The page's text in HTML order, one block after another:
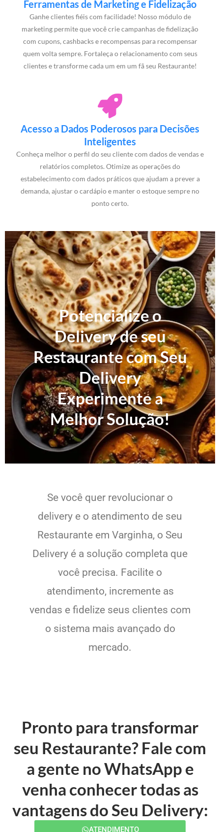
Ferramentas de Marketing e Fidelização
Ganhe clientes fiéis com facilidade! Nosso módulo de
marketing permite que você crie campanhas de fidelização
com cupons, cashbacks e recompensas para recompensar
quem volta sempre. Fortaleça o relacionamento com seus
clientes e transforme cada um em um fã seu Restaurante!
Acesso a Dados Poderosos para Decisões
Inteligentes
Conheça melhor o perfil do seu cliente com dados de vendas e
relatórios completos. Otimize as operações do
estabelecimento com dados práticos que ajudam a prever a
demanda, ajustar o cardápio e manter o estoque sempre no
ponto certo.
Potencialize o
Delivery de seu
Restaurante com Seu
Delivery
Experimente a
Melhor Solução!
Se você quer revolucionar o
delivery e o atendimento de seu
Restaurante em Varginha, o Seu
Delivery é a solução completa que
você precisa. Facilite o
atendimento, incremente as
vendas e fidelize seus clientes com
o sistema mais avançado do
mercado.
Pronto para transformar
seu Restaurante? Fale com
a gente no WhatsApp e
venha conhecer todas as
vantagens do Seu Delivery:
ATENDIMENTO